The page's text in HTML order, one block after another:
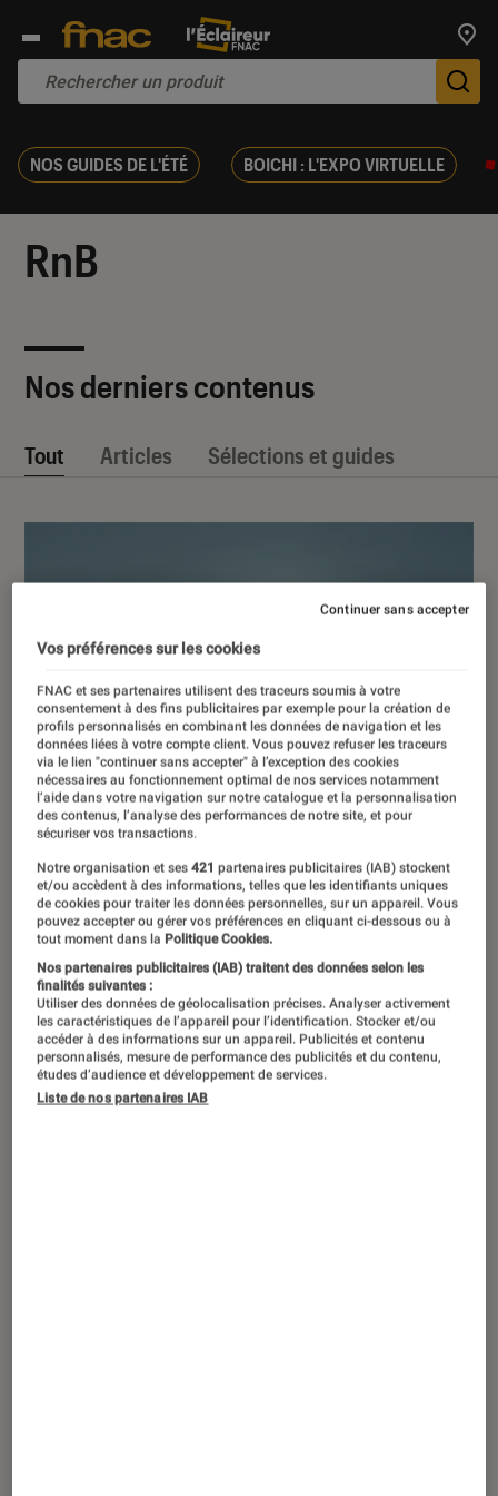
NOS GUIDES DE L'ÉTÉ BOICHI : L'EXPO VIRTUELLE
RnB
Nos derniers contenus
Tout Articles Sélections et guides
Steve Lacy : « Oh Yeah? », le nouvel
album mélancolique d’un artiste sans
DÉCRYPTAGE
Musique • 05 août. 2026
Vos préférences sur les cookies
FNAC et ses partenaires utilisent des traceurs soumis à votre
consentement à des fins publicitaires par exemple pour la création de
profils personnalisés en combinant les données de navigation et les
données liées à votre compte client. Vous pouvez refuser les traceurs
via le lien "continuer sans accepter" à l’exception des cookies
nécessaires au fonctionnement optimal de nos services notamment
l’aide dans votre navigation sur notre catalogue et la personnalisation
des contenus, l’analyse des performances de notre site, et pour
sécuriser vos transactions.
Notre organisation et ses421 partenaires publicitaires (IAB) stockent
et/ou accèdent à des informations, telles que les identifiants uniques
de cookies pour traiter les données personnelles, sur un appareil. Vous
pouvez accepter ou gérer vos préférences en cliquant ci-dessous ou à
tout moment dans la Politique Cookies.
Nos partenaires publicitaires (IAB) traitent des données selon les
finalités suivantes :
Utiliser des données de géolocalisation précises. Analyser activement
les caractéristiques de l’appareil pour l’identification. Stocker et/ou
accéder à des informations sur un appareil. Publicités et contenu
personnalisés, mesure de performance des publicités et du contenu,
études d’audience et développement de services.
Liste de nos partenaires IAB
Continuer sans accepter